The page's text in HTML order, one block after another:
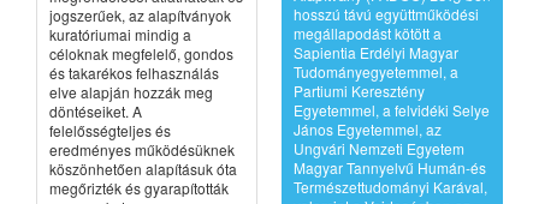
jogszerűek, az alapítványok
kuratóriumai mindig a
céloknak megfelelő, gondos
és takarékos felhasználás
elve alapján hozzák meg
döntéseiket. A
felelősségteljes és
eredményes működésüknek
köszönhetően alapításuk óta
megőrizték és gyarapították
hosszú távú együttműködési
megállapodást kötött a
Sapientia Erdélyi Magyar
Tudományegyetemmel, a
Partiumi Keresztény
Egyetemmel, a felvidéki Selye
János Egyetemmel, az
Ungvári Nemzeti Egyetem
Magyar Tannyelvű Humán-és
Természettudományi Karával,